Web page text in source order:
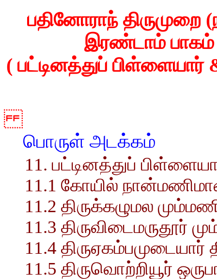
பதினோராந் திருமுறை
இரண்டாம் பாகம்
( பட்டினத்துப் பிள்ளையார்
பொருள் அடக்கம்
11. பட்டினத்துப்
11.1 கோயில்
11.2 திருக்கழுமல
11.3 திருவிடைமருதூர்
11.4 திருஏகம்பமுடையார்
11.5 திருவொற்றியூர்